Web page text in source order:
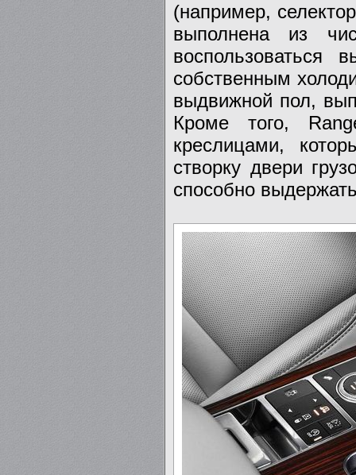
(например,
выполнена из
воспользоваться
собственным
выдвижной пол,
Кроме того,
креслицами,
створку двери
способно